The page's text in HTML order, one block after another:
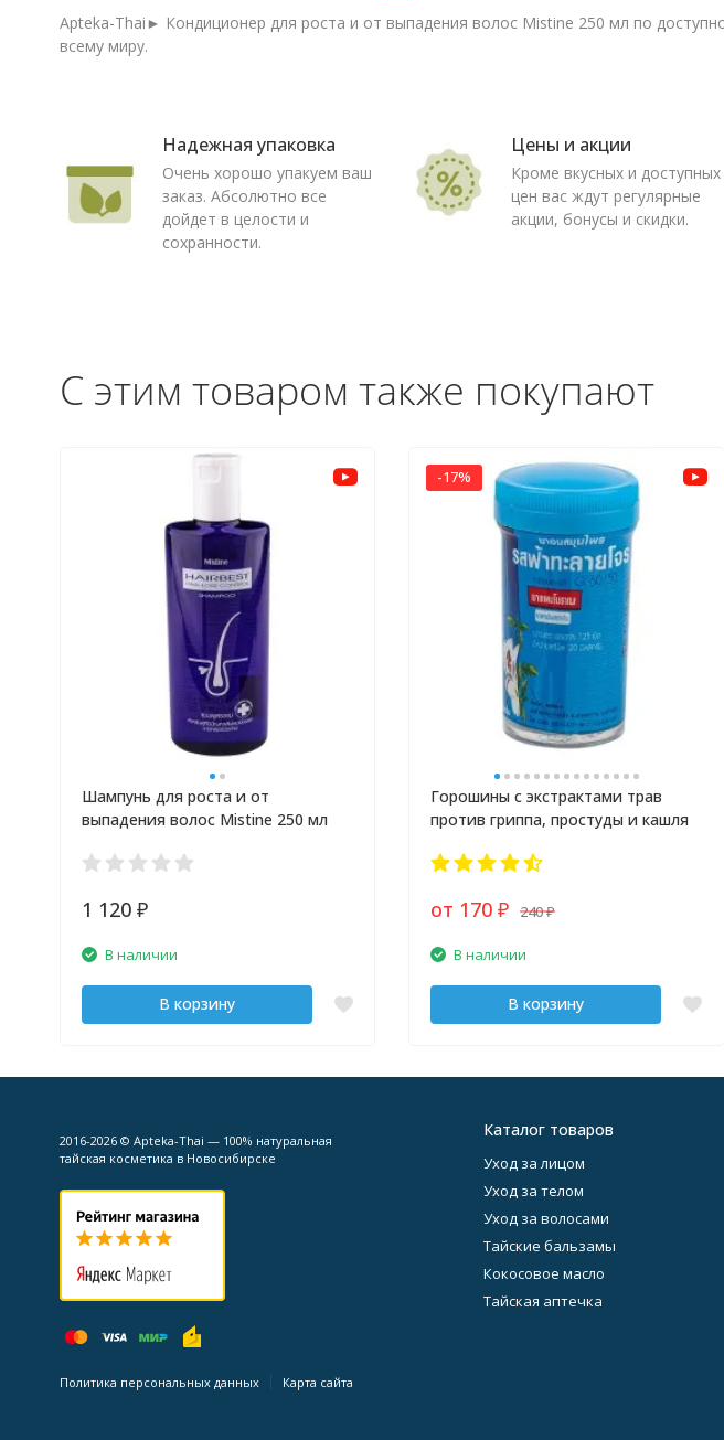
Apteka-Thai► Кондиционер для роста и от выпадения волос Mistine 250 мл по
всему миру.
Надежная упаковка
Очень хорошо упакуем ваш
заказ. Абсолютно все
дойдет в целости и
сохранности.
Цены и акции
Кроме вкусных и доступных
цен вас ждут регулярные
акции, бонусы и скидки.
С этим товаром также покупают
Шампунь для роста и от
выпадения волос Mistine 250 мл
1 120 ₽
В наличии
В корзину
-17%
Горошины с экстрактами трав
против гриппа, простуды и кашля
от 170₽ 240₽
В наличии
В корзину
2016-2026 © Apteka-Thai — 100% натуральная
тайская косметика в Новосибирске
Политика персональных данных Карта сайта
Каталог товаров
Уход за лицом
Уход за телом
Уход за волосами
Тайские бальзамы
Кокосовое масло
Тайская аптечка